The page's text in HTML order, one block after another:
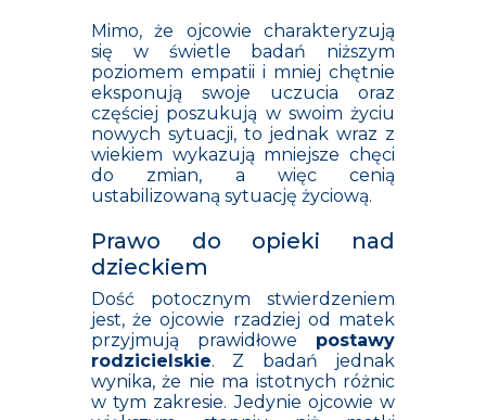
Mimo, że ojcowie charakteryzują
się w świetle badań niższym
poziomem empatii i mniej chętnie
eksponują swoje uczucia oraz
częściej poszukują w swoim życiu
nowych sytuacji, to jednak wraz z
wiekiem wykazują mniejsze chęci
do zmian, a więc cenią
ustabilizowaną sytuację życiową.
Prawo do opieki nad
dzieckiem
Dość potocznym stwierdzeniem
jest, że ojcowie rzadziej od matek
przyjmują prawidłowe postawy
rodzicielskie. Z badań jednak
wynika, że nie ma istotnych różnic
w tym zakresie. Jedynie ojcowie w